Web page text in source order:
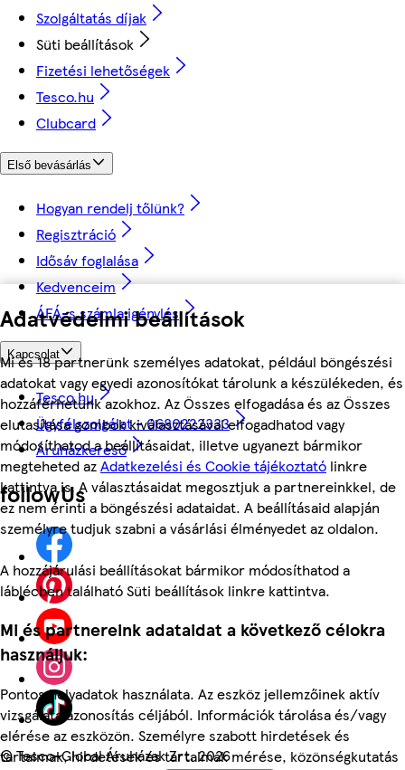
Adatvédelmi beállítások
Mi és 18 partnerünk személyes adatokat, például böngészési
adatokat vagy egyedi azonosítókat tárolunk a készülékeden, és
hozzáférhetünk azokhoz. Az Összes elfogadása és az Összes
elutasítása gombok kiválasztásával elfogadhatod vagy
módosíthatod a beállításaidat, illetve ugyanezt bármikor
megteheted azAdatkezelési és Cookie tájékoztató linkre
kattintva is. A választásaidat megosztjuk a partnereinkkel, de
ez nem érinti a böngészési adataidat. A beállításaid alapján
személyre tudjuk szabni a vásárlási élményedet az oldalon.
A hozzájárulási beállításokat bármikor módosíthatod a
láblécben található Süti beállítások linkre kattintva.
Mi és partnereink adataidat a következő célokra
használjuk:
Pontos helyadatok használata. Az eszköz jellemzőinek aktív
vizsgálata azonosítás céljából. Információk tárolása és/vagy
elérése az eszközön. Személyre szabott hirdetések és
tartalmak, hirdetések és tartalmak mérése, közönségkutatás
Szolgáltatás díjak
Süti beállítások
Fizetési lehetőségek
Tesco.hu
Clubcard
Első bevásárlás
Hogyan rendelj tőlünk?
Regisztráció
Idősáv foglalása
Kedvenceim
ÁFÁ-s számla igénylés
Kapcsolat
Tesco.hu
Ügyfélszolgálat - 0680222333
Áruházkereső
followUs
©Tesco-Global Áruházak Zrt. 2026